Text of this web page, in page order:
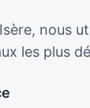
nous
les plus